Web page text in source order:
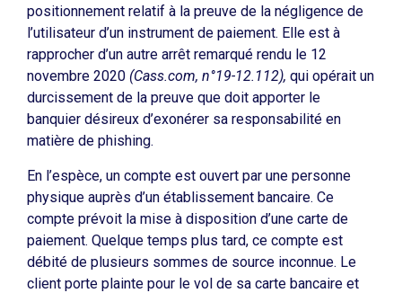
positionnement relatif à la preuve de la négligence de
l’utilisateur d’un instrument de paiement. Elle est à
rapprocher d’un autre arrêt remarqué rendu le 12
novembre 2020 (Cass.com, n°19-12.112), qui opérait un
durcissement de la preuve que doit apporter le
banquier désireux d’exonérer sa responsabilité en
matière de phishing.
En l’espèce, un compte est ouvert par une personne
physique auprès d’un établissement bancaire. Ce
compte prévoit la mise à disposition d’une carte de
paiement. Quelque temps plus tard, ce compte est
débité de plusieurs sommes de source inconnue. Le
client porte plainte pour le vol de sa carte bancaire et